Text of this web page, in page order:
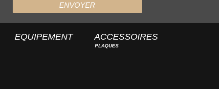
ENVOYER
EQUIPEMENT ACCESSOIRES
PLAQUES